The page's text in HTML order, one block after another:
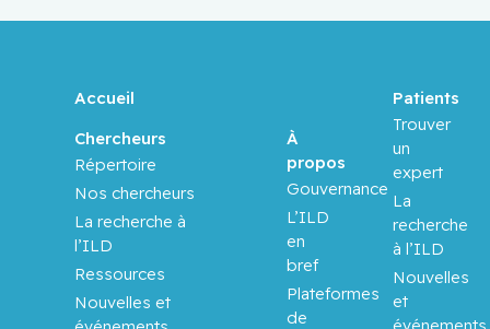
Jamali,
Aloyz,
Raquel
Anidjar,
Maurice
Antoniou,
Accueil
Chercheurs
Répertoire
Nos chercheurs
La recherche à
l’ILD
Ressources
Nouvelles et
À
propos
Gouvernance
L’ILD
en
bref
Plateformes
de
Patients
Trouver
un
expert
La
recherche
à l’ILD
Nouvelles
et